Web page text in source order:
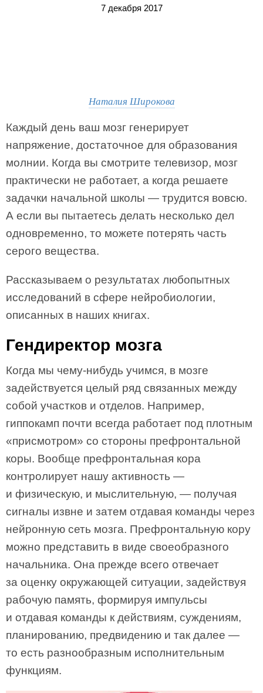
7 декабря 2017
Наталия Широкова
Каждый день ваш мозг генерирует
напряжение, достаточное для образования
молнии. Когда вы смотрите телевизор, мозг
практически не работает, а когда решаете
задачки начальной школы — трудится вовсю.
А если вы пытаетесь делать несколько дел
одновременно, то можете потерять часть
серого вещества.
Рассказываем о результатах любопытных
исследований в сфере нейробиологии,
описанных в наших книгах.
Гендиректор мозга
Когда мы чему-нибудь учимся, в мозге
задействуется целый ряд связанных между
собой участков и отделов. Например,
гиппокамп почти всегда работает под плотным
«присмотром» со стороны префронтальной
коры. Вообще префронтальная кора
контролирует нашу активность —
и физическую, и мыслительную, — получая
сигналы извне и затем отдавая команды через
нейронную сеть мозга. Префронтальную кору
можно представить в виде своеобразного
начальника. Она прежде всего отвечает
за оценку окружающей ситуации, задействуя
рабочую память, формируя импульсы
и отдавая команды к действиям, суждениям,
планированию, предвидению и так далее —
то есть разнообразным исполнительным
функциям.